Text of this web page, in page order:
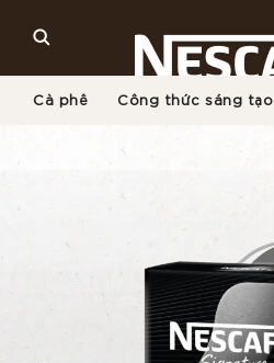
Cà phê Công thức sáng tạo
Trang Chủ